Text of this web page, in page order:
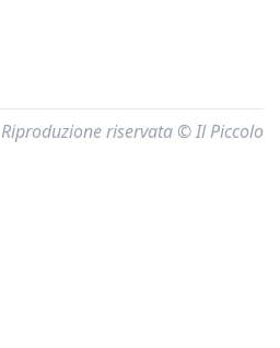
Riproduzione riservata © Il Piccolo